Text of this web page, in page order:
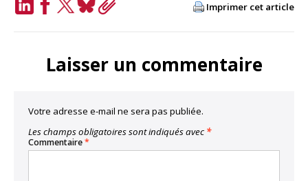
Imprimer cet article
Laisser un commentaire
Votre adresse e-mail ne sera pas publiée.
Les champs obligatoires sont indiqués avec *
Commentaire*